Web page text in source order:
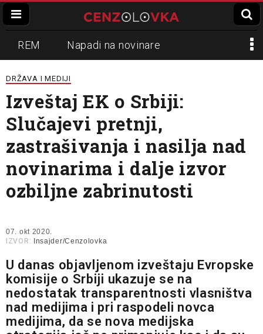
REM Napadi na novinare
Zvučni top
Propaganda Lokalni mediji
Informer Slavko Ćuruvija
DRŽAVA I MEDIJI
Izveštaj EK o Srbiji:
Slučajevi pretnji,
zastrašivanja i nasilja nad
novinarima i dalje izvor
ozbiljne zabrinutosti
07. okt 2020.
IZVOR:
Insajder/Cenzolovka
U danas objavljenom izveštaju Evropske
komisije o Srbiji ukazuje se na
nedostatak transparentnosti vlasništva
nad medijima i pri raspodeli novca
medijima, da se nova medijska